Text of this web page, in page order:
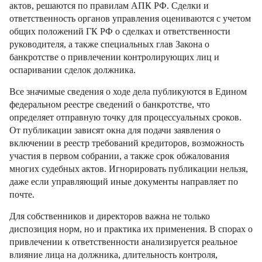
актов, решаются по правилам АПК РФ. Сделки и
ответственность органов управления оцениваются с учетом
общих положений ГК РФ о сделках и ответственности
руководителя, а также специальных глав Закона о
банкротстве о привлечении контролирующих лиц и
оспаривании сделок должника.
Все значимые сведения о ходе дела публикуются в Едином
федеральном реестре сведений о банкротстве, что
определяет отправную точку для процессуальных сроков.
От публикации зависят окна для подачи заявления о
включении в реестр требований кредиторов, возможность
участия в первом собрании, а также срок обжалования
многих судебных актов. Игнорировать публикации нельзя,
даже если управляющий иные документы направляет по
почте.
Для собственников и директоров важна не только
диспозиция норм, но и практика их применения. В спорах о
привлечении к ответственности анализируется реальное
влияние лица на должника, длительность контроля,